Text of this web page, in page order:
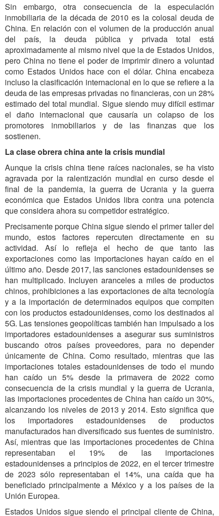
Sin embargo, otra consecuencia de la especulación
inmobiliaria de la década de 2010 es la colosal deuda de
China. En relación con el volumen de la producción anual
del país, la deuda pública y privada total está
aproximadamente al mismo nivel que la de Estados Unidos,
pero China no tiene el poder de imprimir dinero a voluntad
como Estados Unidos hace con el dólar. China encabeza
incluso la clasificación internacional en lo que se refiere a la
deuda de las empresas privadas no financieras, con un 28%
estimado del total mundial. Sigue siendo muy difícil estimar
el daño internacional que causaría un colapso de los
promotores inmobiliarios y de las finanzas que los
sostienen.
La clase obrera china ante la crisis mundial
Aunque la crisis china tiene raíces nacionales, se ha visto
agravada por la ralentización mundial en curso desde el
final de la pandemia, la guerra de Ucrania y la guerra
económica que Estados Unidos libra contra una potencia
que considera ahora su competidor estratégico.
Precisamente porque China sigue siendo el primer taller del
mundo, estos factores repercuten directamente en su
actividad. Así lo refleja el hecho de que tanto las
exportaciones como las importaciones hayan caído en el
último año. Desde 2017, las sanciones estadounidenses se
han multiplicado. Incluyen aranceles a miles de productos
chinos, prohibiciones a las exportaciones de alta tecnología
y a la importación de determinados equipos que compiten
con los productos estadounidenses, como los destinados al
5G. Las tensiones geopolíticas también han impulsado a los
importadores estadounidenses a asegurar sus suministros
buscando otros países proveedores, para no depender
únicamente de China. Como resultado, mientras que las
importaciones totales estadounidenses de todo el mundo
han caído un 5% desde la primavera de 2022 como
consecuencia de la crisis mundial y la guerra de Ucrania,
las importaciones procedentes de China han caído un 30%,
alcanzando los niveles de 2013 y 2014. Esto significa que
los importadores estadounidenses de productos
manufacturados han diversificado sus fuentes de suministro.
Así, mientras que las importaciones procedentes de China
representaban el 19% de las importaciones
estadounidenses a principios de 2022, en el tercer trimestre
de 2023 sólo representaban el 14%, una caída que ha
beneficiado principalmente a México y a los países de la
Unión Europea.
Estados Unidos sigue siendo el principal cliente de China,